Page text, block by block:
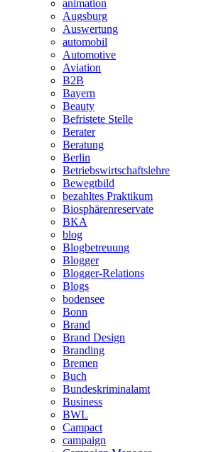
animation
Augsburg
Auswertung
automobil
Automotive
Aviation
B2B
Bayern
Beauty
Befristete Stelle
Berater
Beratung
Berlin
Betriebswirtschaftslehre
Bewegtbild
bezahltes Praktikum
Biosphärenreservate
BKA
blog
Blogbetreuung
Blogger
Blogger-Relations
Blogs
bodensee
Bonn
Brand
Brand Design
Branding
Bremen
Buch
Bundeskriminalamt
Business
BWL
Campact
campaign